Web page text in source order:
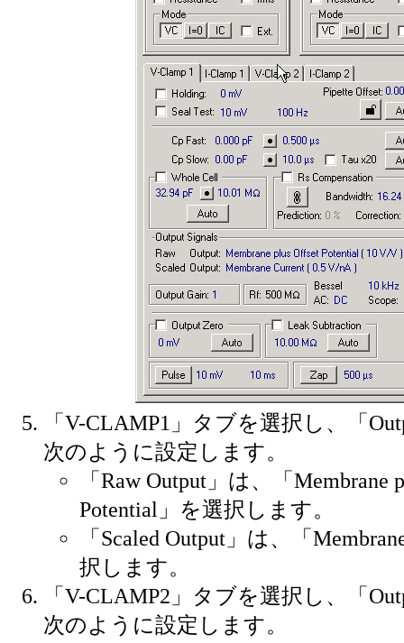
「V-CLAMP1」タブを選択し、「
次のように設定します。
「Raw Output」は、「Membrane
Potential」を選択します。
「Scaled Output」は、「
択します。
「V-CLAMP2」タブを選択し、「
次のように設定します。